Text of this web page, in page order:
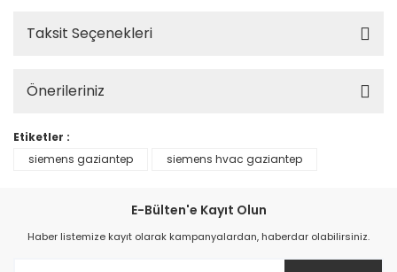
Taksit Seçenekleri
Önerileriniz
Etiketler :
siemens gaziantep
siemens hvac gaziantep
E-Bülten'e Kayıt Olun
Haber listemize kayıt olarak kampanyalardan, haberdar olabilirsiniz.